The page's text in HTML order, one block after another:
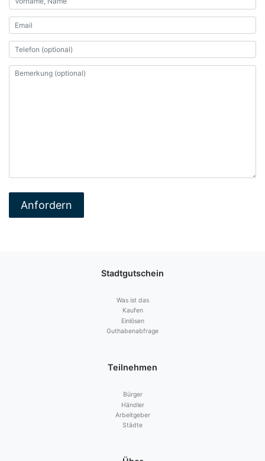
Stadtgutschein
Was ist das
Kaufen
Einlösen
Guthabenabfrage
Teilnehmen
Bürger
Händler
Arbeitgeber
Städte